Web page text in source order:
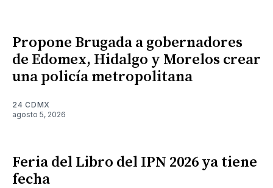
Propone Brugada a gobernadores
de Edomex, Hidalgo y Morelos crear
una policía metropolitana
24 CDMX
agosto 5, 2026
Feria del Libro del IPN 2026 ya tiene
fecha